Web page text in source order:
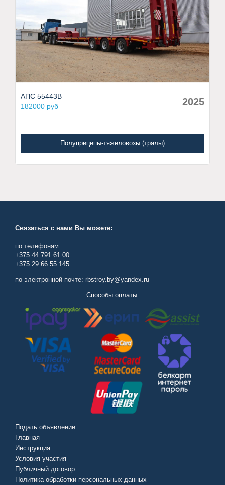
АПС 55443В
182000 руб
2025
Полуприцепы-тяжеловозы (тралы)
Связаться с нами Вы можете:
по телефонам:
+375 44 791 61 00
+375 29 66 55 145
по электронной почте: rbstroy.by@yandex.ru
Способы оплаты:
Подать объявление
Главная
Инструкция
Условия участия
Публичный договор
Политика обработки персональных данных